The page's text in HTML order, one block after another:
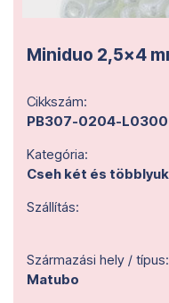
Miniduo 2,5x4
Cikkszám:
PB307-0204-
Kategória:
Cseh két és
Szállítás:
Származási hely / típus:
Matubo